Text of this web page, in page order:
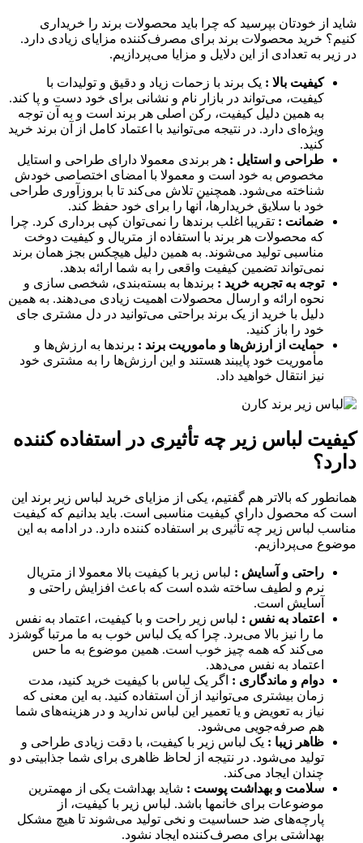
شاید از خودتان بپرسید که چرا باید محصولات برند را خریداری
کنیم؟ خرید محصولات برند برای مصرف‌کننده مزایای زیادی دارد.
در زیر به تعدادی از این دلایل و مزایا می‌پردازیم.
کیفیت بالا : یک برند با زحمات زیاد و دقیق و تولیدات با
کیفیت، می‌تواند در بازار نام و نشانی برای خود دست و پا کند.
به همین دلیل کیفیت، رکن اصلی هر برند است و به آن توجه
ویژه‌ای دارد. در نتیجه می‌توانید با اعتماد کامل از آن برند خرید
کنید.
طراحی و استایل : هر برندی معمولا دارای طراحی و استایل
مخصوص به خود است و معمولا با امضای اختصاصی خودش
شناخته می‌شود. همچنین تلاش می‌کند تا با بروزآوری طراحی
خود با سلایق خریدارها، آنها را برای خود حفظ کند.
ضمانت : تقریبا اغلب برندها را نمی‌توان کپی برداری کرد. چرا
که محصولات هر برند با استفاده از متریال و کیفیت دوخت
مناسبی تولید می‌شوند. به همین دلیل هیچکس بجز همان برند
نمی‌تواند تضمین کیفیت واقعی را به شما ارائه بدهد.
توجه به تجربه خرید : برندها به بسته‌بندی، شخصی سازی و
نحوه ارائه و ارسال محصولات اهمیت زیادی می‌دهند. به همین
دلیل با خرید از یک برند براحتی می‌توانید در دل مشتری جای
خود را باز کنید.
حمایت از ارزش‌ها و ماموریت برند : برندها به ارزش‌ها و
مأموریت خود پایبند هستند و این ارزش‌ها را به مشتری خود
نیز انتقال خواهید داد.
کیفیت لباس زیر چه تأثیری در استفاده کننده
دارد؟
همانطور که بالاتر هم گفتیم، یکی از مزایای خرید لباس زیر برند این
است که محصول دارای کیفیت مناسبی است. باید بدانیم که کیفیت
مناسب لباس زیر چه تأثیری بر استفاده کننده دارد. در ادامه به این
موضوع می‌پردازیم.
راحتی و آسایش : لباس زیر با کیفیت بالا معمولا از متریال
نرم و لطیف ساخته شده است که باعث افزایش راحتی و
آسایش است.
اعتماد به نفس : لباس زیر راحت و با کیفیت، اعتماد به نفس
ما را نیز بالا می‌برد. چرا که یک لباس خوب به ما مرتبا گوشزد
می‌کند که همه چیز خوب است. همین موضوع به ما حس
اعتماد به نفس می‌دهد.
دوام و ماندگاری : اگر یک لباس با کیفیت خرید کنید، مدت
زمان بیشتری می‌توانید از آن استفاده کنید. به این معنی که
نیاز به تعویض و یا تعمیر این لباس ندارید و در هزینه‌های شما
هم صرفه‌جویی می‌شود.
ظاهر زیبا : یک لباس زیر با کیفیت، با دقت زیادی طراحی و
تولید می‌شود. در نتیجه از لحاظ ظاهری برای شما جذابیتی دو
چندان ایجاد می‌کند.
سلامت و بهداشت پوست : شاید بهداشت یکی از مهمترین
موضوعات برای خانمها باشد. لباس زیر با کیفیت، از
پارچه‌های ضد حساسیت و نخی تولید می‌شوند تا هیچ مشکل
بهداشتی برای مصرف‌کننده ایجاد نشود.